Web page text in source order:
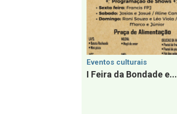
Eventos culturais
I Feira da Bondade e...